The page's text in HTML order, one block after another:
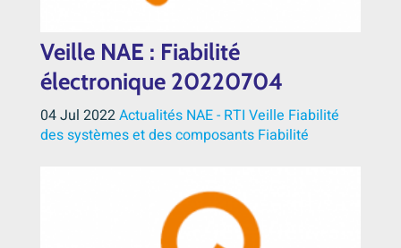
Veille NAE : Fiabilité
électronique 20220704
04 Jul 2022Actualités NAE - RTI Veille Fiabilité
des systèmes et des composants Fiabilité